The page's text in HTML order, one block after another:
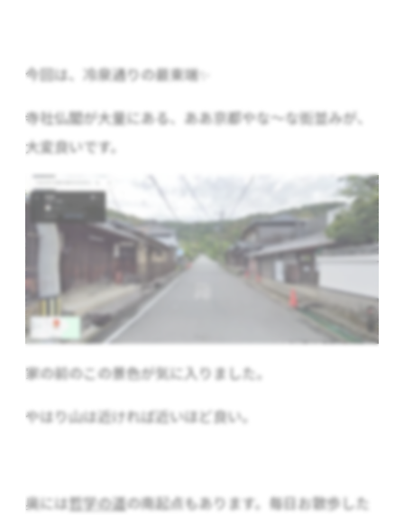
今回は、冷泉通りの最東端✨
寺社仏閣が大量にある、ああ京都やな～な街並みが、
大変良いです。
家の前のこの景色が気に入りました。
やはり山は近ければ近いほど良い。
奥には哲学の道の南起点もあります。毎日お散歩した